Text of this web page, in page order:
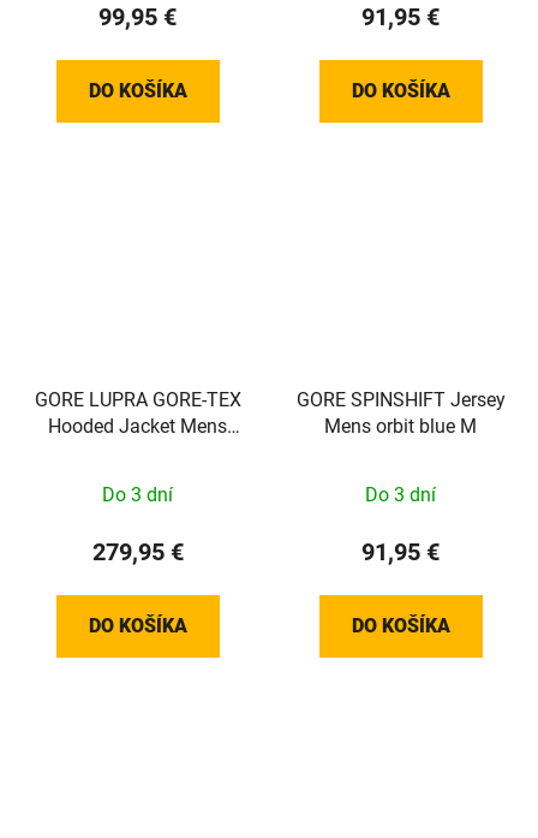
99,95 €
DO KOŠÍKA
91,95 €
DO KOŠÍKA
GORE LUPRA GORE-TEX
Hooded Jacket Mens
Do 3 dní
279,95 €
DO KOŠÍKA
GORE SPINSHIFT Jersey
Mens orbit blue M
Do 3 dní
91,95 €
DO KOŠÍKA